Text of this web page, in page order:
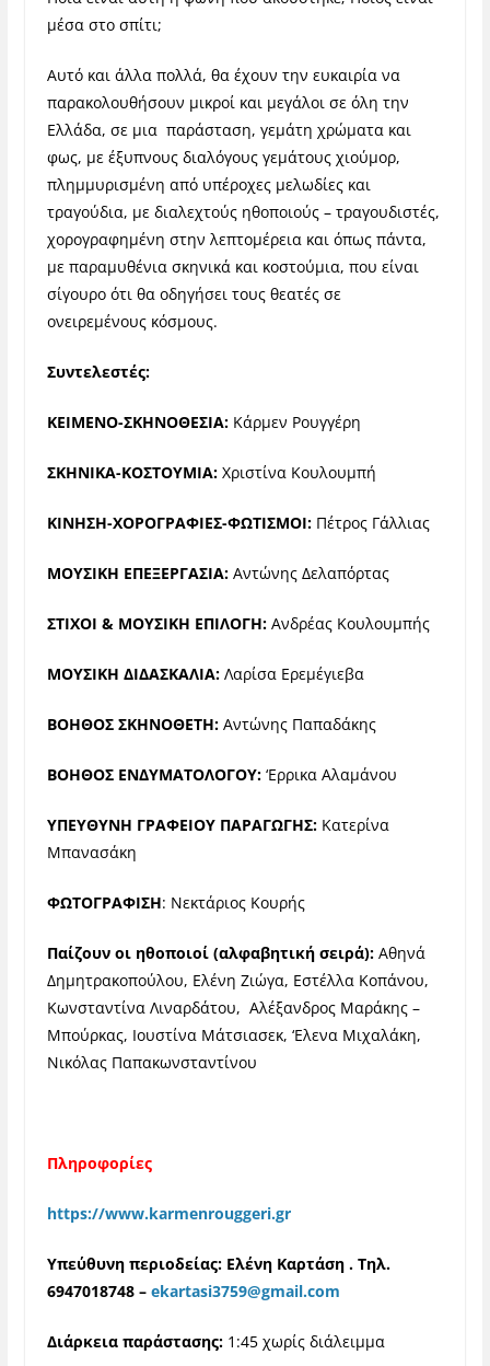
μέσα στο σπίτι;
Αυτό και άλλα πολλά, θα έχουν την ευκαιρία να
παρακολουθήσουν μικροί και μεγάλοι σε όλη την
Ελλάδα, σε μια παράσταση, γεμάτη χρώματα και
φως, με έξυπνους διαλόγους γεμάτους χιούμορ,
πλημμυρισμένη από υπέροχες μελωδίες και
τραγούδια, με διαλεχτούς ηθοποιούς – τραγουδιστές,
χορογραφημένη στην λεπτομέρεια και όπως πάντα,
με παραμυθένια σκηνικά και κοστούμια, που είναι
σίγουρο ότι θα οδηγήσει τους θεατές σε
ονειρεμένους κόσμους.
Συντελεστές:
ΚΕΙΜΕΝΟ-ΣΚΗΝΟΘΕΣΙΑ: Κάρμεν Ρουγγέρη
ΣΚΗΝΙΚΑ-ΚΟΣΤΟΥΜΙΑ: Χριστίνα Κουλουμπή
ΚΙΝΗΣΗ-ΧΟΡΟΓΡΑΦΙΕΣ-ΦΩΤΙΣΜΟΙ: Πέτρος Γάλλιας
ΜΟΥΣΙΚΗ ΕΠΕΞΕΡΓΑΣΙΑ: Αντώνης Δελαπόρτας
ΣΤΙΧΟΙ & ΜΟΥΣΙΚΗ ΕΠΙΛΟΓΗ: Ανδρέας Κουλουμπής
ΜΟΥΣΙΚΗ ΔΙΔΑΣΚΑΛΙΑ: Λαρίσα Ερεμέγιεβα
ΒΟΗΘΟΣ ΣΚΗΝΟΘΕΤΗ: Αντώνης Παπαδάκης
ΒΟΗΘΟΣ ΕΝΔΥΜΑΤΟΛΟΓΟΥ: ‘Ερρικα Αλαμάνου
ΥΠΕΥΘΥΝΗ ΓΡΑΦΕΙΟΥ ΠΑΡΑΓΩΓΗΣ: Κατερίνα
Μπανασάκη
ΦΩΤΟΓΡΑΦΙΣΗ: Νεκτάριος Κουρής
Παίζουν οι ηθοποιοί (αλφαβητική σειρά): Αθηνά
Δημητρακοπούλου, Ελένη Ζιώγα, Εστέλλα Κοπάνου,
Κωνσταντίνα Λιναρδάτου, Αλέξανδρος Μαράκης –
Μπούρκας, Ιουστίνα Μάτσιασεκ, ‘Ελενα Μιχαλάκη,
Νικόλας Παπακωνσταντίνου
Πληροφορίες
https://www.karmenrouggeri.gr
Υπεύθυνη περιοδείας: Ελένη Καρτάση . Τηλ.
6947018748 – ekartasi3759@gmail.com
Διάρκεια παράστασης: 1:45 χωρίς διάλειμμα